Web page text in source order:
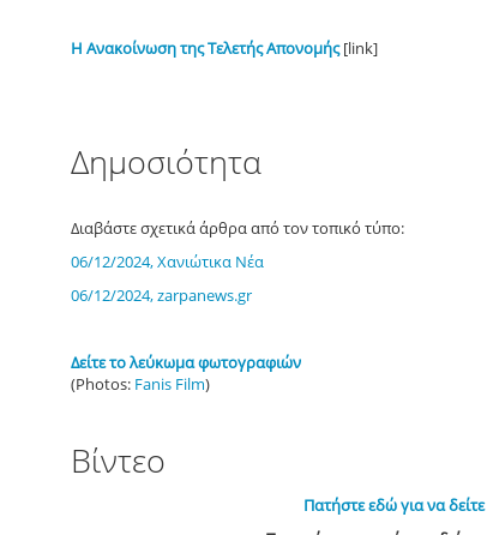
Η Ανακοίνωση της Τελετής Απονομής[link]
Δημοσιότητα
Διαβάστε σχετικά άρθρα από τον τοπικό τύπο:
06/12/2024, Χανιώτικα Νέα
06/12/2024, zarpanews.gr
Δείτε το λεύκωμα φωτογραφιών
(Photos: Fanis Film)
Βίντεο
Πατήστε εδώ για να